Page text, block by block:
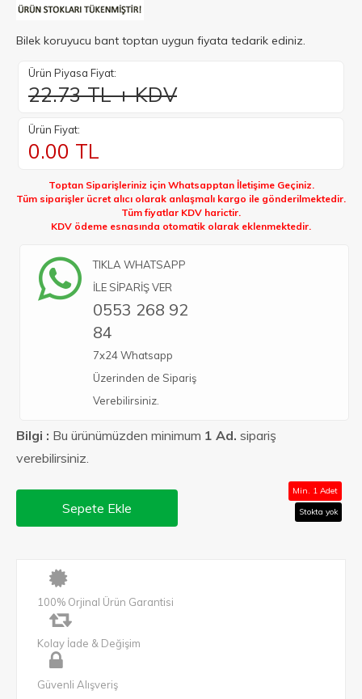
Bilek koruyucu bant toptan uygun fiyata tedarik ediniz.
Ürün Piyasa Fiyat:
22.73 TL + KDV
Ürün Fiyat:
0.00 TL
Toptan Siparişleriniz için Whatsapptan İletişime Geçiniz.
Tüm siparişler ücret alıcı olarak anlaşmalı kargo ile gönderilmektedir.
Tüm fiyatlar KDV harictir.
KDV ödeme esnasında otomatik olarak eklenmektedir.
TIKLA WHATSAPP
İLE SİPARİŞ VER
0553 268 92
84
7x24 Whatsapp
Üzerinden de Sipariş
Verebilirsiniz.
Bilgi : Bu ürünümüzden minimum 1 Ad. sipariş
verebilirsiniz.
Sepete Ekle
Min. 1 Adet
Stokta yok
100% Orjinal Ürün Garantisi
Kolay İade & Değişim
Güvenli Alışveriş